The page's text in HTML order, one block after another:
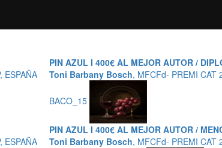
ESPAÑA
PIN AZUL I 400€ AL MEJOR AUTOR /
Toni Barbany Bosch, MFCFd- PREMI CAT
BACO_15
ESPAÑA
PIN AZUL I 400€ AL MEJOR AUTOR /
Toni Barbany Bosch, MFCFd- PREMI CAT